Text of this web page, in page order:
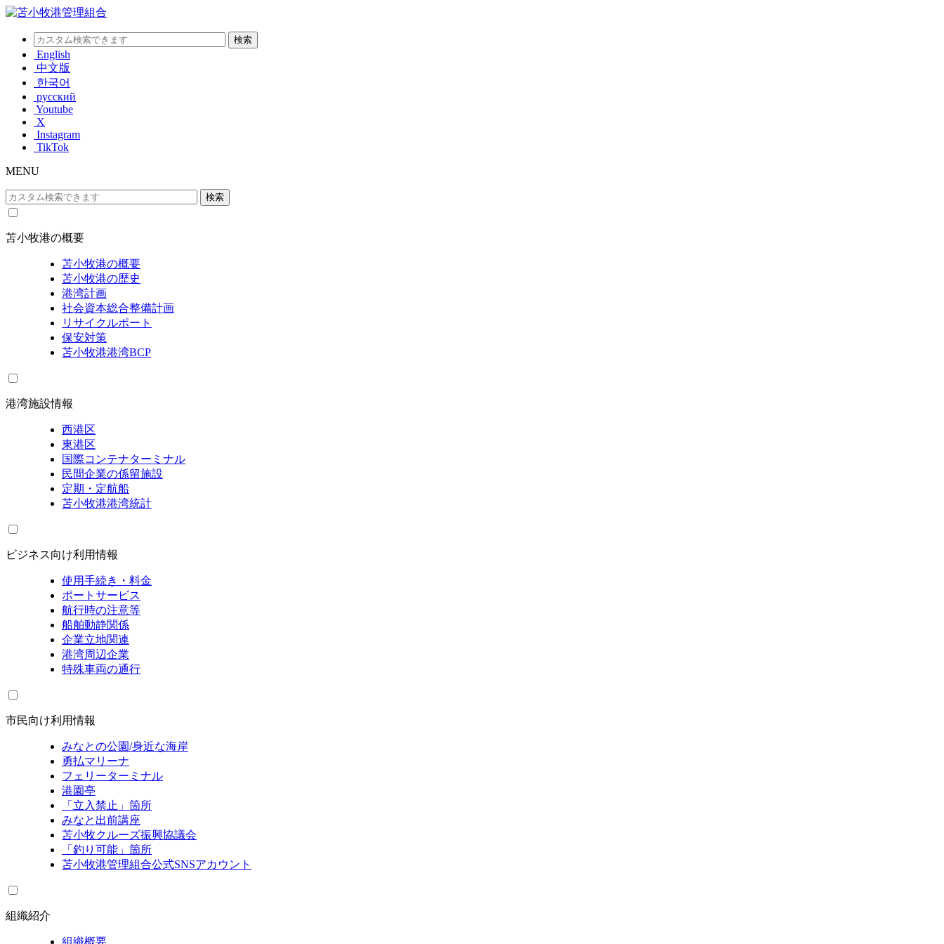
English
中文版
한국어
русский
Youtube
X
Instagram
TikTok
MENU
苫小牧港の概要
苫小牧港の概要
苫小牧港の歴史
港湾計画
社会資本総合整備計画
リサイクルポート
保安対策
苫小牧港港湾BCP
港湾施設情報
西港区
東港区
国際コンテナターミナル
民間企業の係留施設
定期・定航船
苫小牧港港湾統計
ビジネス向け利用情報
使用手続き・料金
ポートサービス
航行時の注意等
船舶動静関係
企業立地関連
港湾周辺企業
特殊車両の通行
市民向け利用情報
みなとの公園/身近な海岸
勇払マリーナ
フェリーターミナル
港園亭
「立入禁止」箇所
みなと出前講座
苫小牧クルーズ振興協議会
「釣り可能」箇所
苫小牧港管理組合公式SNSアカウント
組織紹介
組織概要